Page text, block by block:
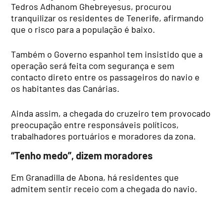
Tedros Adhanom Ghebreyesus, procurou
tranquilizar os residentes de Tenerife, afirmando
que o risco para a população é baixo.
Também o Governo espanhol tem insistido que a
operação será feita com segurança e sem
contacto direto entre os passageiros do navio e
os habitantes das Canárias.
Ainda assim, a chegada do cruzeiro tem provocado
preocupação entre responsáveis políticos,
trabalhadores portuários e moradores da zona.
“Tenho medo”, dizem moradores
Em Granadilla de Abona, há residentes que
admitem sentir receio com a chegada do navio.